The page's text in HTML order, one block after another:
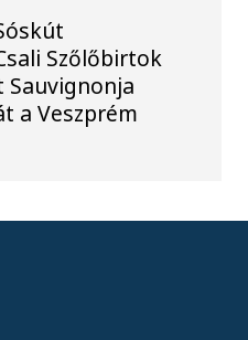
Szőlőbirtok
Sauvignonja
a Veszprém